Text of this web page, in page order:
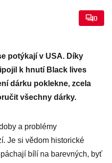
0
potýkají v USA. Díky
k hnutí Black lives
dárku poklekne, zcela
všechny dárky.
a problémy
Je si vědom historické
bílí na barevných, byť